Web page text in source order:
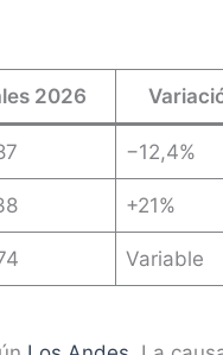
2026
−12,4%
+21%
Variable